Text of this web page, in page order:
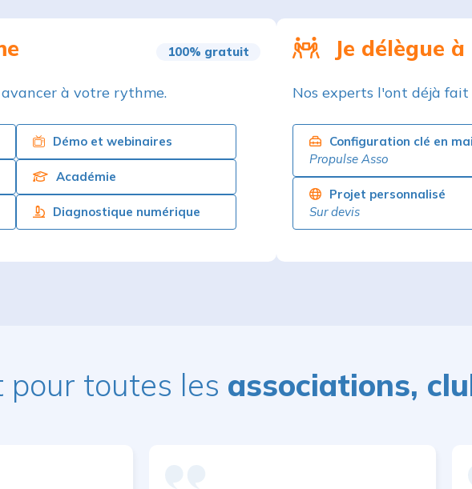
100% gratuit
à votre rythme.
Démo et webinaires
Académie
Diagnostique numérique
Je délègue
Nos experts l'ont déjà fait
Configuration clé en
Propulse Asso
Projet personnalisé
Sur devis
pour toutes les associations,